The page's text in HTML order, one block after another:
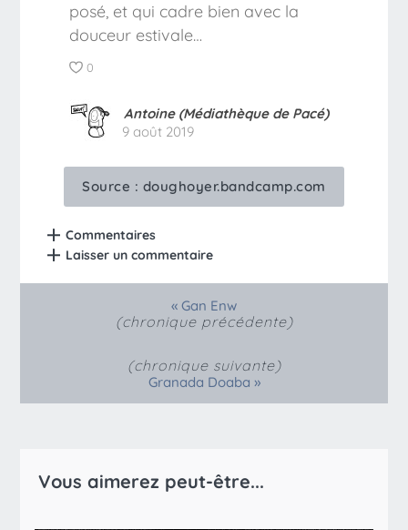
posé, et qui cadre bien avec la
douceur estivale…
0
Antoine (Médiathèque de Pacé)
9 août 2019
Source : doughoyer.bandcamp.com
Commentaires
Laisser un commentaire
« Gan Enw
(chronique précédente)
(chronique suivante)
Granada Doaba »
Vous aimerez peut-être...